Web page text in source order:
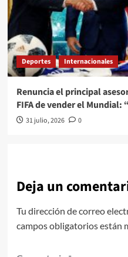
Deportes Internacionales
Renuncia el principal
FIFA de vender el
31 julio, 2026 0
Deja un
Tu dirección de correo
campos obligatorios están